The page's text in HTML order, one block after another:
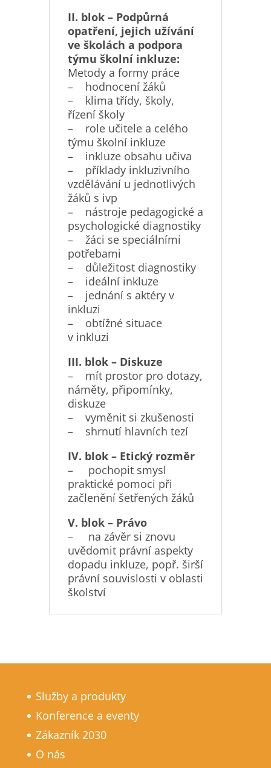
II. blok – Podpůrná
opatření, jejich užívání
ve školách a podpora
týmu školní inkluze:
Metody a formy práce
– hodnocení žáků
– klima třídy, školy,
řízení školy
– role učitele a celého
týmu školní inkluze
– inkluze obsahu učiva
– příklady inkluzivního
vzdělávání u jednotlivých
žáků s ivp
– nástroje pedagogické a
psychologické diagnostiky
– žáci se speciálními
potřebami
– důležitost diagnostiky
– ideální inkluze
– jednání s aktéry v
inkluzi
– obtížné situace
v inkluzi
III. blok – Diskuze
– mít prostor pro dotazy,
náměty, připomínky,
diskuze
– vyměnit si zkušenosti
– shrnutí hlavních tezí
IV. blok – Etický rozměr
– pochopit smysl
praktické pomoci při
začlenění šetřených žáků
V. blok – Právo
– na závěr si znovu
uvědomit právní aspekty
dopadu inkluze, popř. širší
právní souvislosti v oblasti
školství
Služby a produkty
Konference a eventy
Zákazník 2030
O nás